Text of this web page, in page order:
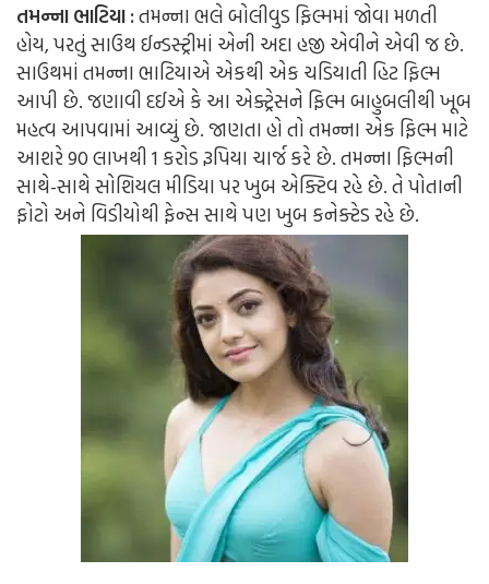
તમન્ના ભાટિયા :તમન્ના ભલે બોલીવુડ ફિલ્મમાં જોવા મળતી
હોય, પરતું સાઉથ ઈન્ડસ્ટ્રીમાં એની અદા હજી એવીને એવી જ છે.
સાઉથમાં તમન્ના ભાટિયાએ એકથી એક ચડિયાતી હિટ ફિલ્મ
આપી છે. જણાવી દઈએ કે આ એક્ટ્રેસને ફિલ્મ બાહુબલીથી ખૂબ
મહત્વ આપવામાં આવ્યું છે. જાણતા હો તો તમન્ના એક ફિલ્મ માટે
આશરે 90 લાખથી 1 કરોડ રૂપિયા ચાર્જ કરે છે. તમન્ના ફિલ્મની
સાથે-સાથે સોશિયલ મીડિયા પર ખુબ એક્ટિવ રહે છે. તે પોતાની
ફોટો અને વિડીયોથી ફેન્સ સાથે પણ ખુબ કનેક્ટેડ રહે છે.